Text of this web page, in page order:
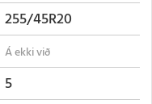
255/45R20
5